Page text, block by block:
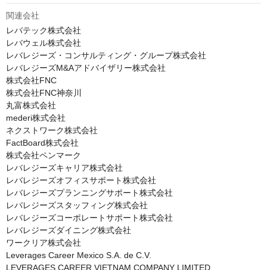
関連会社
レバテック株式会社
レバウェル株式会社
レバレジーズ・コンサルティング・グループ株式会社
レバレジーズM&Aアドバイザリー株式会社
株式会社FNC
株式会社FNC神奈川
丸富株式会社
mederi株式会社
ネクストワーク株式会社
FactBoard株式会社
株式会社ペンマーク
レバレジーズキャリア株式会社
レバレジーズオフィスサポート株式会社
レバレジーズプランニングサポート株式会社
レバレジーズスタッフィング株式会社
レバレジーズコーポレートサポート株式会社
レバレジーズダイニング株式会社
ワークリア株式会社
Leverages Career Mexico S.A. de C.V.
LEVERAGES CAREER VIETNAM COMPANY LIMITED